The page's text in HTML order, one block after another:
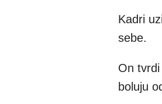
Kadri
sebe.
On
boluju